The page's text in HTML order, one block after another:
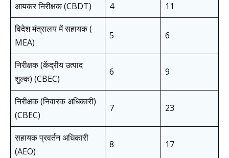
आयकर निरीक्षक (CBDT)
4
11
विदेश मंत्रालय में सहायक (
MEA)
5 6
निरीक्षक (केंद्रीय उत्पाद
शुल्क) (CBEC)
6 9
निरीक्षक (निवारक अधिकारी)
(CBEC)
7 23
सहायक प्रवर्तन अधिकारी
(AEO)
8 17